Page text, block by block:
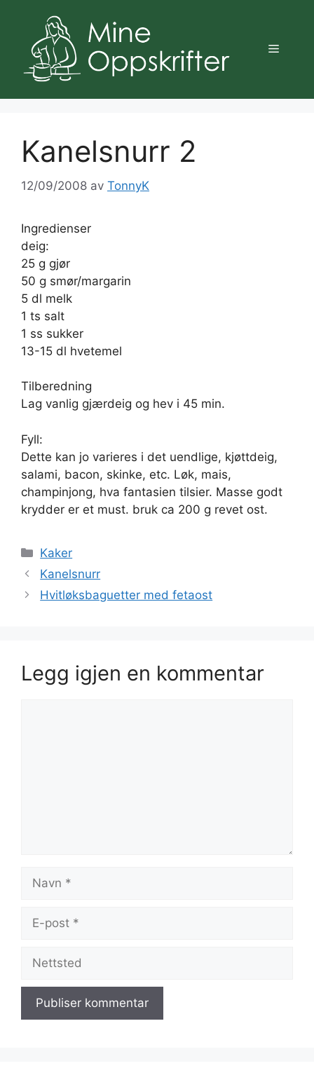
innhold
Meny
Kanelsnurr 2
12/09/2008 av TonnyK
Ingredienser
deig:
25 g gjør
50 g smør/margarin
5 dl melk
1 ts salt
1 ss sukker
13-15 dl hvetemel
Tilberedning
Lag vanlig gjærdeig og hev i 45 min.
Fyll:
Dette kan jo varieres i det uendlige, kjøttdeig,
salami, bacon, skinke, etc. Løk, mais,
champinjong, hva fantasien tilsier. Masse godt
krydder er et must. bruk ca 200 g revet ost.
Kategorier
Kaker
Kanelsnurr
Hvitløksbaguetter med fetaost
Legg igjen en kommentar
post